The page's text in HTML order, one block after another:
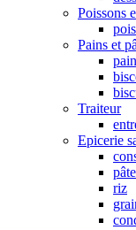
Poissons
Pains et
Traiteur
Epicerie
riz